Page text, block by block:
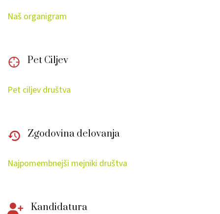
Naš organigram
Pet Ciljev
Pet ciljev društva
Zgodovina delovanja
Najpomembnejši mejniki društva
Kandidatura